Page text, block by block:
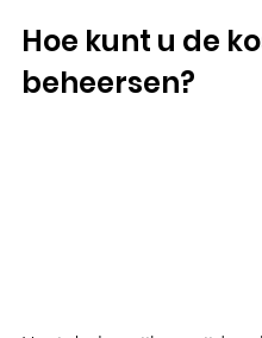
Hoe kunt u de
beheersen?